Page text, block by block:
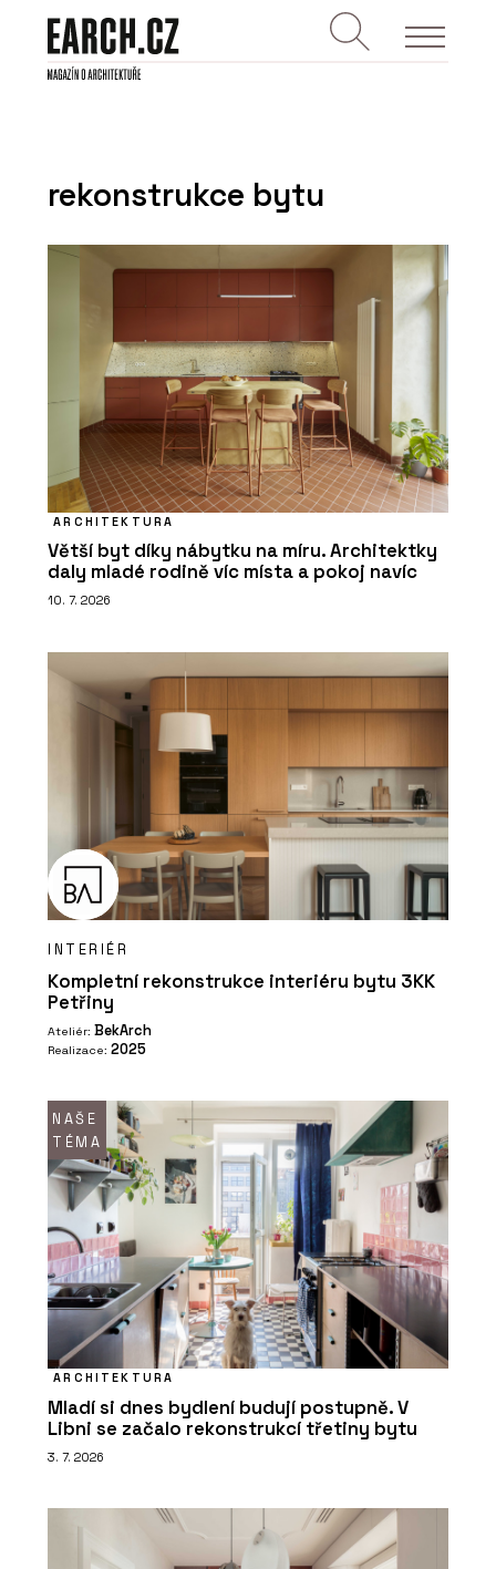
rekonstrukce bytu
ARCHITEKTURA
Větší byt díky nábytku na míru. Architektky
daly mladé rodině víc místa a pokoj navíc
10. 7. 2026
INTERIÉR
Kompletní rekonstrukce interiéru bytu 3KK
Petřiny
Ateliér: BekArch
Realizace: 2025
NAŠE
TÉMA
ARCHITEKTURA
Mladí si dnes bydlení budují postupně. V
Libni se začalo rekonstrukcí třetiny bytu
3. 7. 2026